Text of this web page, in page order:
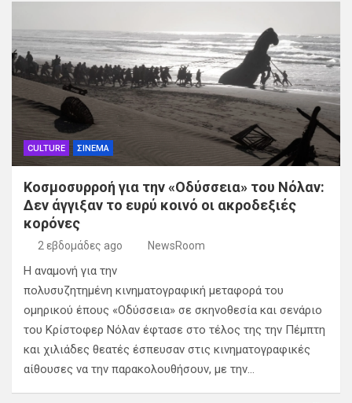
CULTURE ΣΙΝΕΜΑ
Κοσμοσυρροή για την «Οδύσσεια» του Νόλαν:
Δεν άγγιξαν το ευρύ κοινό οι ακροδεξιές
κορόνες
2 εβδομάδες ago NewsRoom
H αναμονή για την
πολυσυζητημένη κινηματογραφική μεταφορά του
ομηρικού έπους «Οδύσσεια» σε σκηνοθεσία και σενάριο
του Κρίστοφερ Νόλαν έφτασε στο τέλος της την Πέμπτη
και χιλιάδες θεατές έσπευσαν στις κινηματογραφικές
αίθουσες να την παρακολουθήσουν, με την…